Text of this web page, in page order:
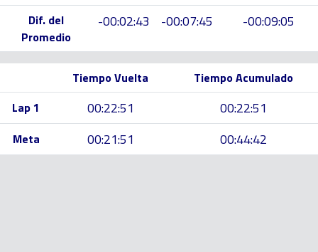
Dif. del
Promedio
-00:02:43 -00:07:45 -00:09:05
Tiempo Vuelta
Tiempo Acumulado
Lap 1
00:22:51 00:22:51
Meta 00:21:51 00:44:42